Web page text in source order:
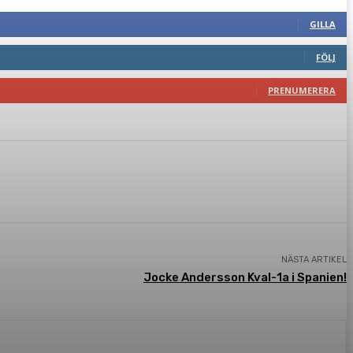
GILLA
FÖLJ
PRENUMERERA
NÄSTA ARTIKEL
Jocke Andersson Kval-1a i Spanien!